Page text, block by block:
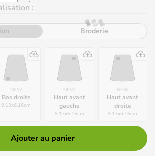
:
Broderie
NEW
Bas droite
9.13x6.16cm
NEW
Haut avant
gauche
9.13x6.16cm
NEW
Haut avant
droite
9.13x6.16cm
Ajouter au panier